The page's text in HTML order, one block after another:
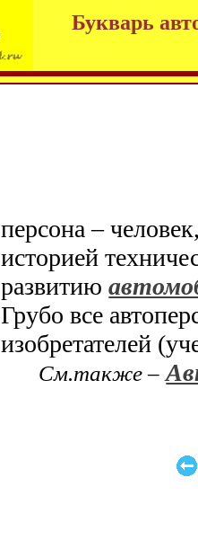
Букварь
персона –
историей
развитию
Грубо все
изобретателей
См.также –